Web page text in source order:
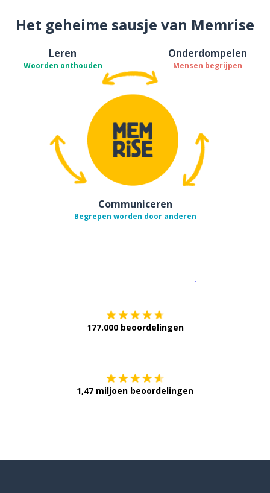
Het geheime sausje van Memrise
Leren
Woorden onthouden
Onderdompelen
Mensen begrijpen
Communiceren
Begrepen worden door anderen
177.000 beoordelingen
1,47 miljoen beoordelingen